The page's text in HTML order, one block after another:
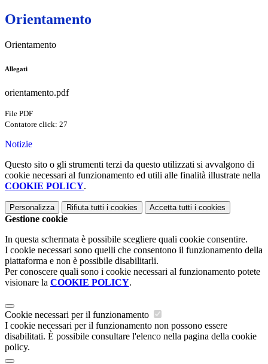
Orientamento
Orientamento
Allegati
orientamento.pdf
File PDF
Contatore click: 27
Notizie
Questo sito o gli strumenti terzi da questo utilizzati si avvalgono di
cookie necessari al funzionamento ed utili alle finalità illustrate nella
COOKIE POLICY.
Personalizza Rifiuta tutti i cookies Accetta tutti i cookies
Gestione cookie
In questa schermata è possibile scegliere quali cookie consentire.
I cookie necessari sono quelli che consentono il funzionamento della
piattaforma e non è possibile disabilitarli.
Per conoscere quali sono i cookie necessari al funzionamento potete
visionare la COOKIE POLICY.
Cookie necessari per il funzionamento
I cookie necessari per il funzionamento non possono essere
disabilitati. È possibile consultare l'elenco nella pagina della cookie
policy.